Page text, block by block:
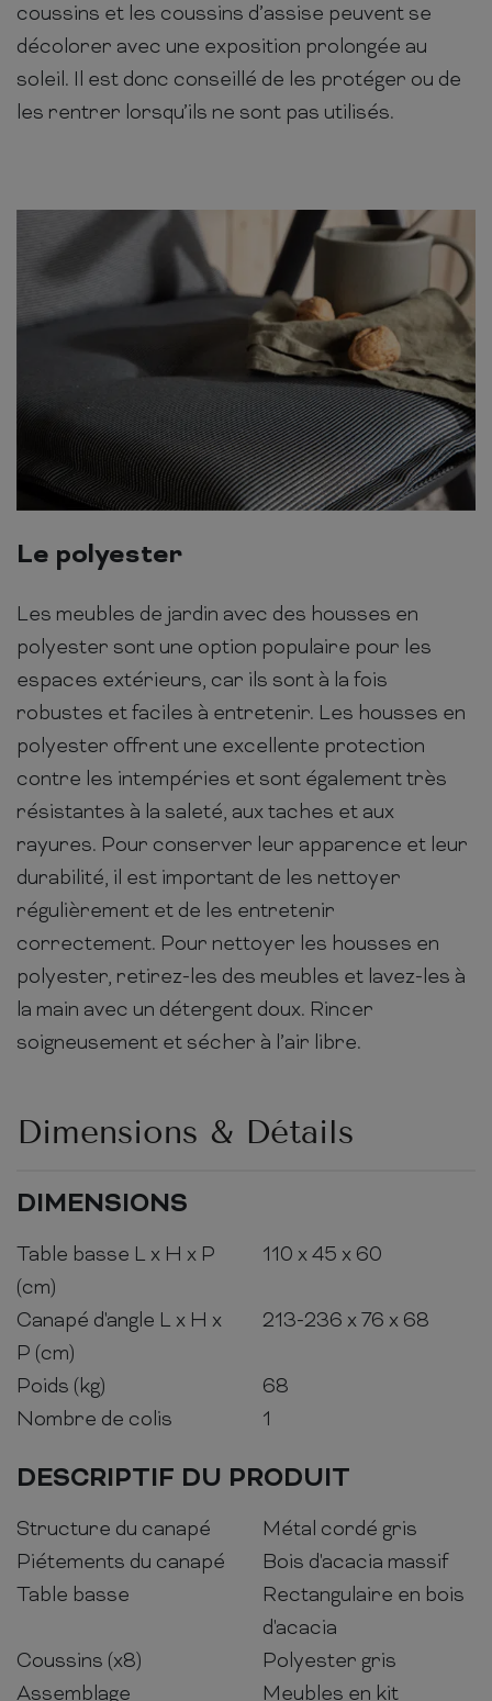
coussins et les coussins d’assise peuvent se
décolorer avec une exposition prolongée au
soleil. Il est donc conseillé de les protéger ou de
les rentrer lorsqu’ils ne sont pas utilisés.
Le polyester
Les meubles de jardin avec des housses en
polyester sont une option populaire pour les
espaces extérieurs, car ils sont à la fois
robustes et faciles à entretenir. Les housses en
polyester offrent une excellente protection
contre les intempéries et sont également très
résistantes à la saleté, aux taches et aux
rayures. Pour conserver leur apparence et leur
durabilité, il est important de les nettoyer
régulièrement et de les entretenir
correctement. Pour nettoyer les housses en
polyester, retirez-les des meubles et lavez-les à
la main avec un détergent doux. Rincer
soigneusement et sécher à l’air libre.
Dimensions & Détails
DIMENSIONS
Table basse L x H x P
(cm)
110 x 45 x 60
Canapé d'angle L x H x
P (cm)
213-236 x 76 x 68
Poids (kg)
68
Nombre de colis
1
DESCRIPTIF DU PRODUIT
Structure du canapé
Métal cordé gris
Piétements du canapé
Bois d'acacia massif
Table basse
Rectangulaire en bois
d'acacia
Coussins (x8)
Polyester gris
Assemblage
Meubles en kit